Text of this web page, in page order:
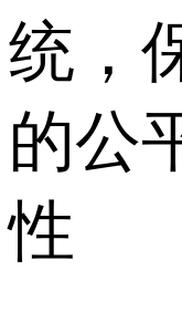
统，
的公
性